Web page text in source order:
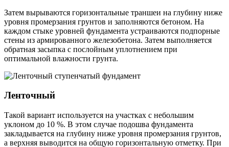
Затем вырываются горизонтальные траншеи на глубину ниже
уровня промерзания грунтов и заполняются бетоном. На
каждом стыке уровней фундамента устраиваются подпорные
стены из армированного железобетона. Затем выполняется
обратная засыпка с послойным уплотнением при
оптимальной влажности грунта.
Ленточный
Такой вариант используется на участках с небольшим
уклоном до 10 %. В этом случае подошва фундамента
закладывается на глубину ниже уровня промерзания грунтов,
а верхняя выводится на общую горизонтальную отметку. При